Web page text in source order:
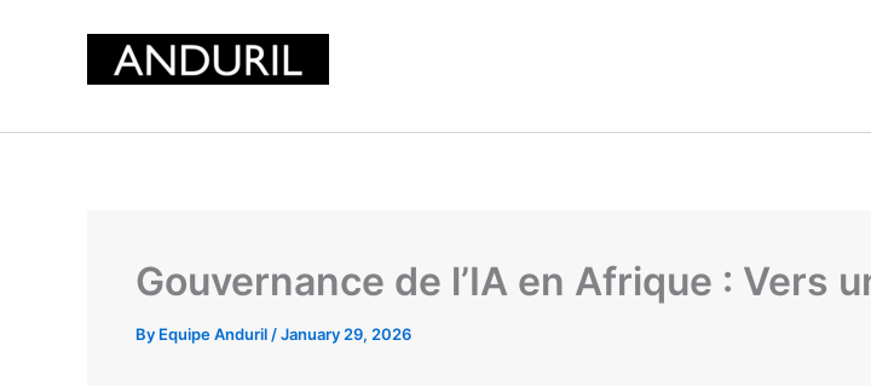
Gouvernance de l’IA en Afrique : Vers
By Equipe Anduril /January 29, 2026